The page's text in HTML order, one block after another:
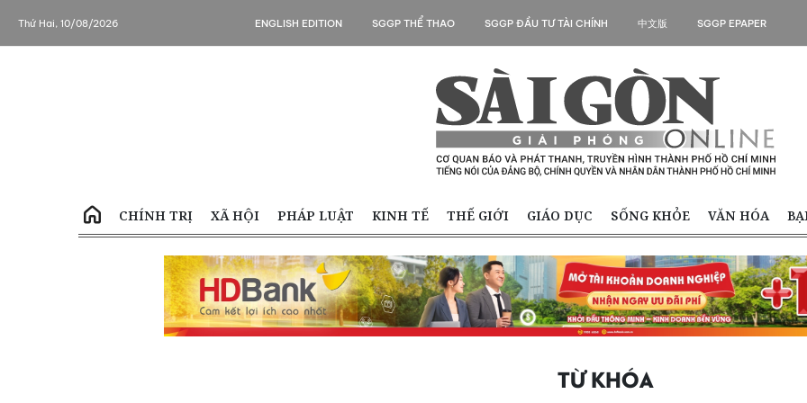
Thứ Hai, 10/08/2026 ENGLISH EDITION SGGP THỂ THAO SGGP ĐẦU TƯ TÀI CHÍNH 中文版 SGGP EPAPER
CHÍNH TRỊ XÃ HỘI PHÁP LUẬT KINH TẾ THẾ GIỚI GIÁO DỤC SỐNG KHỎE VĂN HÓA
TỪ KHÓA